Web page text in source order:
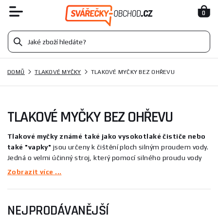
0
DOMŮ TLAKOVÉ MYČKY TLAKOVÉ MYČKY BEZ OHŘEVU
TLAKOVÉ MYČKY BEZ OHŘEVU
Tlakové myčky známé také jako vysokotlaké čističe nebo
také "vapky" jsou určeny k čištění ploch silným proudem vody.
Jedná o velmi účinný stroj, který pomocí silného proudu vody
dokáže vyčistit spoustu materiálů a povrchů, mezi které patří
okapy, umělé povrchy a další. Čištění ještě nikdy nebylo tak
příležitostné použití a snadnější práce, protože mají nižší
Zobrazit více ...
NEJPRODÁVANĚJŠÍ